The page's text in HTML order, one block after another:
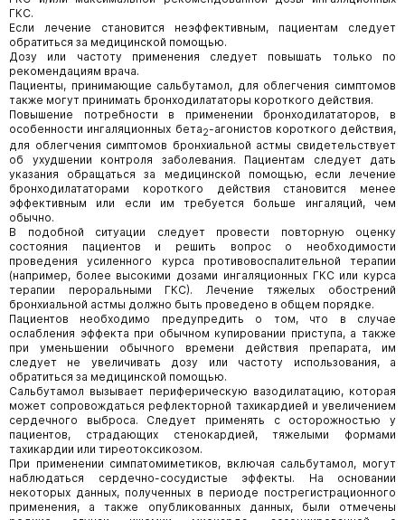
ГКС.
Если лечение становится неэффективным, пациентам следует
обратиться за медицинской помощью.
Дозу или частоту применения следует повышать только по
рекомендациям врача.
Пациенты, принимающие сальбутамол, для облегчения симптомов
также могут принимать бронходилататоры короткого действия.
Повышение потребности в применении бронходилататоров, в
особенности ингаляционных бета2-агонистов короткого действия,
для облегчения симптомов бронхиальной астмы свидетельствует
об ухудшении контроля заболевания. Пациентам следует дать
указания обращаться за медицинской помощью, если лечение
бронходилататорами короткого действия становится менее
эффективным или если им требуется больше ингаляций, чем
обычно.
В подобной ситуации следует провести повторную оценку
состояния пациентов и решить вопрос о необходимости
проведения усиленного курса противовоспалительной терапии
(например, более высокими дозами ингаляционных ГКС или курса
терапии пероральными ГКС). Лечение тяжелых обострений
бронхиальной астмы должно быть проведено в общем порядке.
Пациентов необходимо предупредить о том, что в случае
ослабления эффекта при обычном купировании приступа, а также
при уменьшении обычного времени действия препарата, им
следует не увеличивать дозу или частоту использования, а
обратиться за медицинской помощью.
Сальбутамол вызывает периферическую вазодилатацию, которая
может сопровождаться рефлекторной тахикардией и увеличением
сердечного выброса. Следует применять с осторожностью у
пациентов, страдающих стенокардией, тяжелыми формами
тахикардии или тиреотоксикозом.
При применении симпатомиметиков, включая сальбутамол, могут
наблюдаться сердечно-сосудистые эффекты. На основании
некоторых данных, полученных в периоде пострегистрационного
применения, а также опубликованных данных, были отмечены